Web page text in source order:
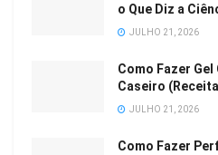
o Que Diz a
JULHO 21, 2026
Como Fazer
Caseiro
JULHO 21, 2026
Como Fazer